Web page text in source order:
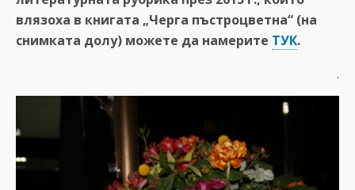
влязоха в книгата „Черга пъстроцветна“ (на
снимката долу) можете да намерите ТУК.
.